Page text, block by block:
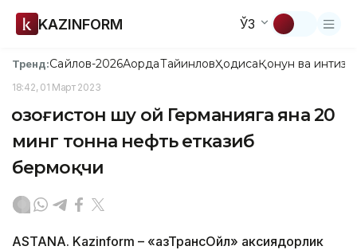
KAZINFORM ЎЗ
Тренд:Сайлов-2026АқордаТайинловҲодисаҚонун ва
18:42, 01 Март 2023
Қозоғистон шу ой Германияга яна 20
минг тонна нефть етказиб
бермоқчи
ASTANA. Kazinform – «ҚазТрансОйл» аксиядорлик